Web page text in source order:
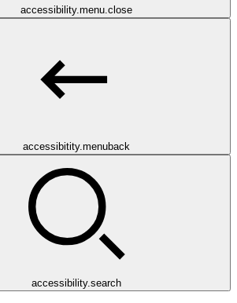
accessibility.menu.close
accessibitity.menuback
accessibility.search